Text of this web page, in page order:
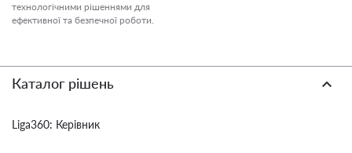
технологічними рішеннями для
ефективної та безпечної роботи.
Каталог рішень
Liga360: Керівник